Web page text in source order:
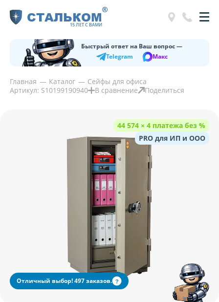
СТАЛЬКОМ
15 ЛЕТ С ВАМИ
®
Быстрый ответ на Ваш вопрос —
Telegram
Макс
Главная Каталог
Сейфы для офиса
Артикул: S10199190940
В сравнение Поделиться
44 574 × 4 платежа без %
PRO для ИП и ООО
Отличный выбор! 497 заказов. ?